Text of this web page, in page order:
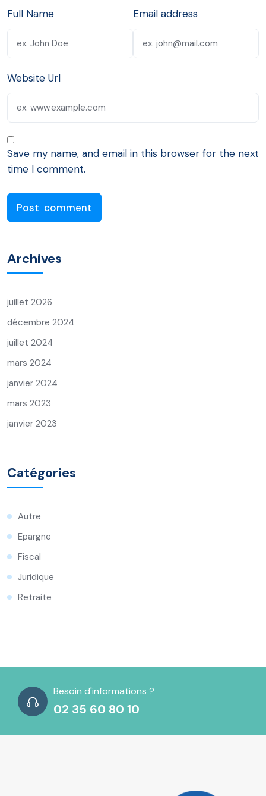
Full Name Email address
Website Url
Save my name, and email in this browser for the next
time I comment.
Archives
juillet 2026
décembre 2024
juillet 2024
mars 2024
janvier 2024
mars 2023
janvier 2023
Catégories
Autre
Epargne
Fiscal
Juridique
Retraite
Besoin d'informations ?
02 35 60 80 10